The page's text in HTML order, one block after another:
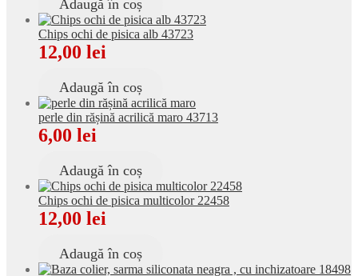
Adaugă în coș
Chips ochi de pisica alb 43723
12,00 lei
Adaugă în coș
perle din rășină acrilică maro 43713
6,00 lei
Adaugă în coș
Chips ochi de pisica multicolor 22458
12,00 lei
Adaugă în coș